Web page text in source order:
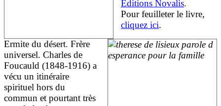
Éditions Novalis.
Pour feuilleter le livre,
cliquez ici.
Ermite du désert. Frère
universel. Charles de
Foucauld (1848-1916) a
vécu un itinéraire
spirituel hors du
commun et pourtant très